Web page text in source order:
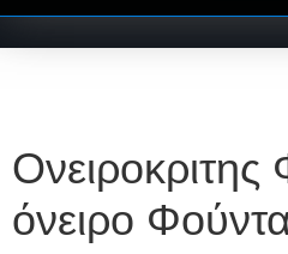
Ονειροκριτης
όνειρο